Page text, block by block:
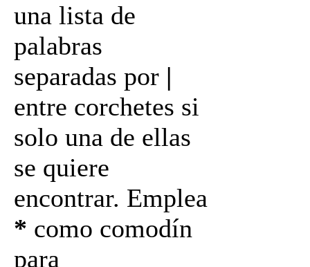
una lista de
palabras
separadas por |
entre corchetes si
solo una de ellas
se quiere
encontrar. Emplea
* como comodín
para